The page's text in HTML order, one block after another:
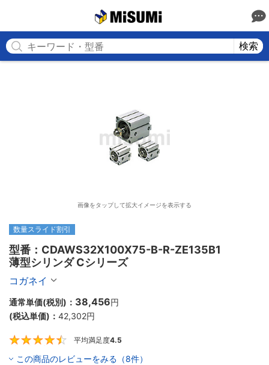
検索
画像をタップして拡大イメージを表示する
数量スライド割引
型番：CDAWS32X100X75-B-R-ZE135B1
薄型シリンダ Cシリーズ
コガネイ
通常単価(税別)： 38,456円
(税込単価)： 42,302円
平均満足度4.5
この商品のレビューをみる（8件）